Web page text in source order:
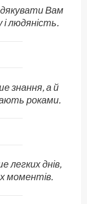
Вам
людяність.
знання, а й
роками.
легких днів,
моментів.